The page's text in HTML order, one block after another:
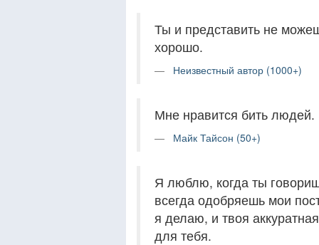
Ты и представить не
хорошо.
Неизвестный автор (1000+)
Мне нравится бить
Майк Тайсон (50+)
Я люблю, когда ты
всегда одобряешь мои
я делаю, и твоя
для тебя.